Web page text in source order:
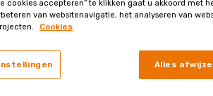
en uitputting
functies
cookies accepteren” te klikken gaat u akkoord met
van websitenavigatie, het analyseren van
Cookies
Alles